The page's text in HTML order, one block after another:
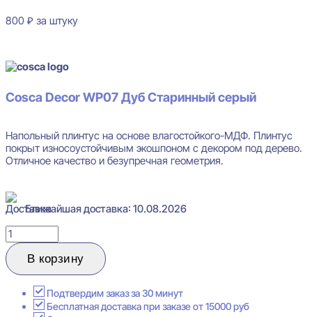
800 ₽ за штуку
Cosca Decor WP07 Дуб Старинный серый
Напольный плинтус на основе влагостойкого-МДФ. Плинтус
покрыт износоустойчивым экошпоном c декором под дерево.
Отличное качество и безупречная геометрия.
Ближайшая доставка: 10.08.2026
Количество
товара
Cosca
Decor
Дуб
Старинный
В корзину
Подтвердим заказ за 30 минут
Бесплатная доставка при заказе от 15000 руб